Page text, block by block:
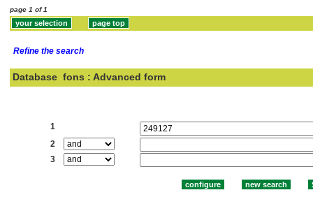
page 1 of 1
Refine the search
Database fons : Advanced form
1
2
3